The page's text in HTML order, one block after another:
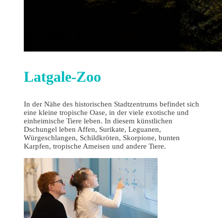
Latgale-Zoo
In der Nähe des historischen Stadtzentrums befindet sich
eine kleine tropische Oase, in der viele exotische und
einheimische Tiere leben. In diesem künstlichen
Dschungel leben Affen, Surikate, Leguanen,
Würgeschlangen, Schildkröten, Skorpione, bunten
Karpfen, tropische Ameisen und andere Tiere.